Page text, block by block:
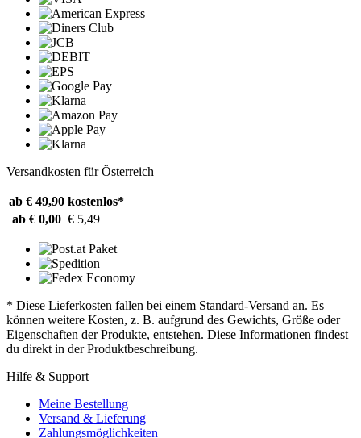
Versandkosten für Österreich
ab € 49,90 kostenlos*
ab € 0,00 € 5,49
* Diese Lieferkosten fallen bei einem Standard-Versand an. Es
können weitere Kosten, z. B. aufgrund des Gewichts, Größe oder
Eigenschaften der Produkte, entstehen. Diese Informationen findest
du direkt in der Produktbeschreibung.
Hilfe & Support
Meine Bestellung
Versand & Lieferung
Zahlungsmöglichkeiten